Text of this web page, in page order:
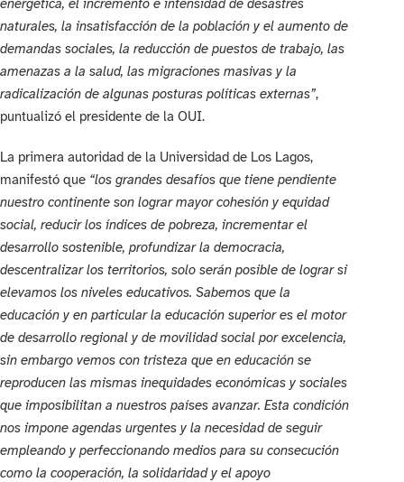
naturales, la insatisfacción de la población y el aumento de
demandas sociales, la reducción de puestos de trabajo, las
amenazas a la salud, las migraciones masivas y la
radicalización de algunas posturas políticas externas”,
puntualizó el presidente de la OUI.
La primera autoridad de la Universidad de Los Lagos,
manifestó que “los grandes desafíos que tiene pendiente
nuestro continente son lograr mayor cohesión y equidad
social, reducir los índices de pobreza, incrementar el
desarrollo sostenible, profundizar la democracia,
descentralizar los territorios, solo serán posible de lograr si
elevamos los niveles educativos. Sabemos que la
educación y en particular la educación superior es el motor
de desarrollo regional y de movilidad social por excelencia,
sin embargo vemos con tristeza que en educación se
reproducen las mismas inequidades económicas y sociales
que imposibilitan a nuestros países avanzar. Esta condición
nos impone agendas urgentes y la necesidad de seguir
empleando y perfeccionando medios para su consecución
como la cooperación, la solidaridad y el apoyo